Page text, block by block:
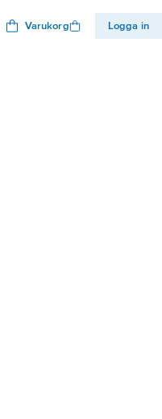
Varukorg Logga in